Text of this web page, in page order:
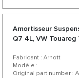
Amortisseur
Q7 4L, VW
Fabricant : Arnott
Modèle :
Original part number :